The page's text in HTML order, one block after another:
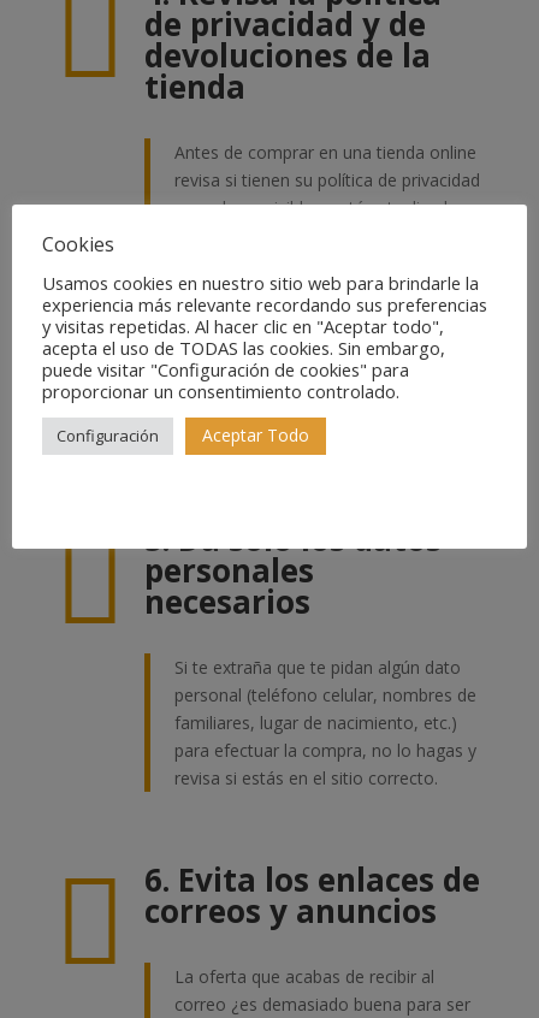
 de privacidad y de
devoluciones de la
tienda
Antes de comprar en una tienda online
revisa si tienen su política de privacidad
en un lugar visible y está actualizada.
puedes devolverlo? Estos también son
aspectos a tener en cuenta a la hora de
elegir dónde comprar. Puedes revisar
nuestrapolítica de privacidady de
devoluciones.
 5. Da solo los datos
personales
necesarios
Si te extraña que te pidan algún dato
personal (teléfono celular, nombres de
familiares, lugar de nacimiento, etc.)
para efectuar la compra, no lo hagas y
revisa si estás en el sitio correcto.
 6. Evita los enlaces de
correos y anuncios
La oferta que acabas de recibir al
correo ¿es demasiado buena para ser
Cookies
Usamos cookies en nuestro sitio web para brindarle la
experiencia más relevante recordando sus preferencias
y visitas repetidas. Al hacer clic en "Aceptar todo",
acepta el uso de TODAS las cookies. Sin embargo,
puede visitar "Configuración de cookies" para
proporcionar un consentimiento controlado.
Configuración Aceptar Todo